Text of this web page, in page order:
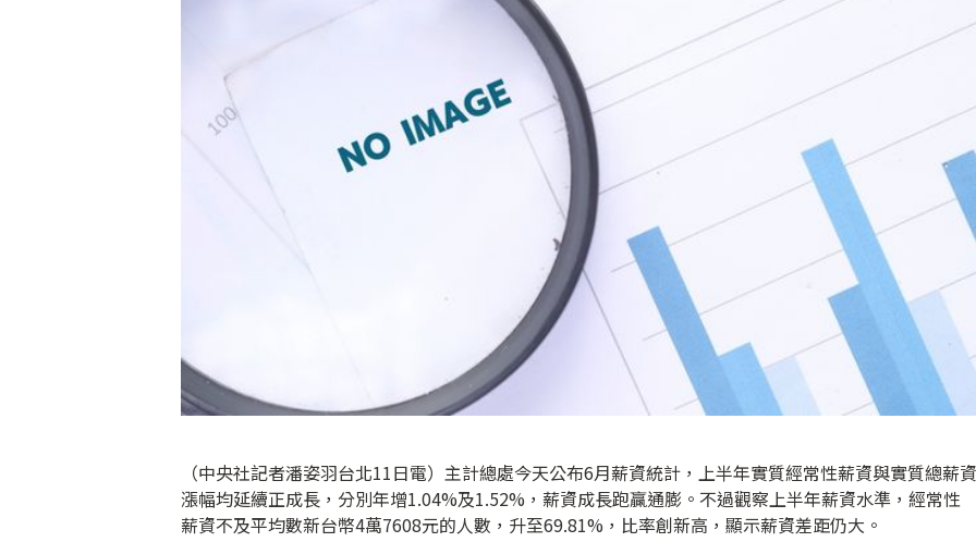
（中央社記者潘姿羽台北11日電）主計總處今天公布6月薪資統計，上半年實質經常性薪資與實質總薪資
漲幅均延續正成長，分別年增1.04%及1.52%，薪資成長跑贏通膨。不過觀察上半年薪資水準，經常性
薪資不及平均數新台幣4萬7608元的人數，升至69.81%，比率創新高，顯示薪資差距仍大。